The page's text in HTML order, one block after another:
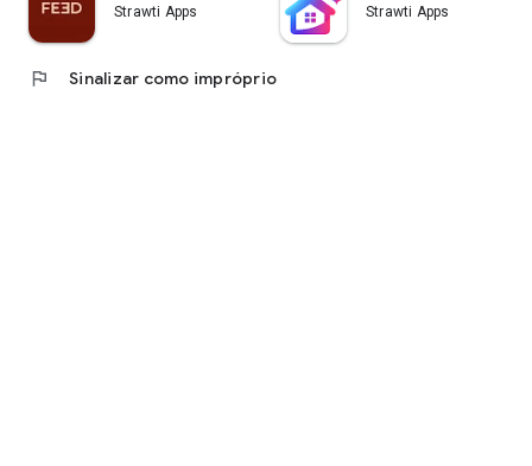
Strawti Apps Strawti Apps
flag Sinalizar como impróprio